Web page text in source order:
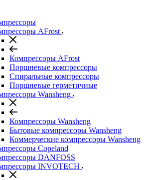
AFrost
Компрессоры AFrost
Поршневые компрессоры
Спиральные компрессоры
Поршневые герметичные
Wansheng
Компрессоры Wansheng
Бытовые компрессоры Wansheng
Коммерческие компрессоры Wansheng
Copeland
DANFOSS
INVOTECH